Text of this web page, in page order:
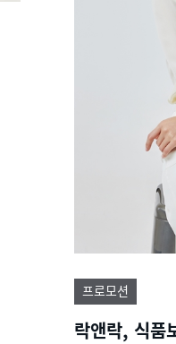
프로모션
락앤락, 식품